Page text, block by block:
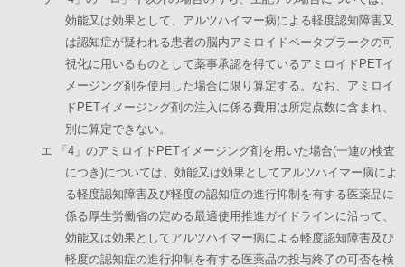
効能又は効果として、アルツハイマー病による軽度認知障害又
は認知症が疑われる患者の脳内アミロイドベータプラークの可
視化に用いるものとして薬事承認を得ているアミロイドPETイ
メージング剤を使用した場合に限り算定する。なお、アミロイ
ドPETイメージング剤の注入に係る費用は所定点数に含まれ、
別に算定できない。
エ 「4」のアミロイドPETイメージング剤を用いた場合(一連の検査
につき)については、効能又は効果としてアルツハイマー病によ
る軽度認知障害及び軽度の認知症の進行抑制を有する医薬品に
係る厚生労働省の定める最適使用推進ガイドラインに沿って、
効能又は効果としてアルツハイマー病による軽度認知障害及び
軽度の認知症の進行抑制を有する医薬品の投与終了の可否を検